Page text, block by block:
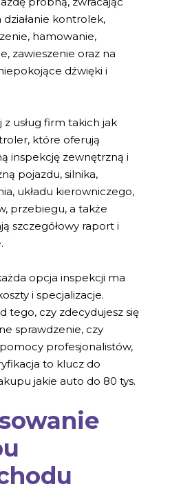
działanie kontrolek,
hamowanie,
zawieszenie oraz na
dźwięki i
z usług firm takich jak
które oferują
inspekcję zewnętrzną i
pojazdu, silnika,
układu kierowniczego,
przebiegu, a także
szczegółowy raport i
opcja inspekcji ma
i specjalizacje.
tego, czy zdecydujesz się
sprawdzenie, czy
profesjonalistów,
to klucz do
jakie auto do 80 tys.